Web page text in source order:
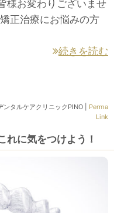
様お変わりございませ
正治療にお悩みの方
続きを読む
ンタルケアクリニックPINO
Perma
Link
れに気をつけよう！